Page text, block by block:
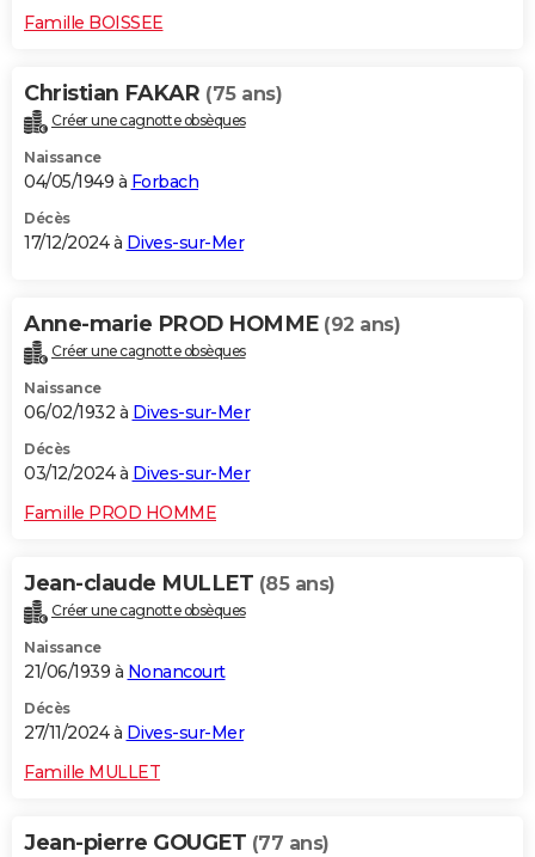
Famille BOISSEE
Christian FAKAR (75 ans)
Créer une cagnotte obsèques
Naissance
04/05/1949 à Forbach
Décès
17/12/2024 à Dives-sur-Mer
Anne-marie PROD HOMME (92 ans)
Créer une cagnotte obsèques
Naissance
06/02/1932 à Dives-sur-Mer
Décès
03/12/2024 à Dives-sur-Mer
Famille PROD HOMME
Jean-claude MULLET (85 ans)
Créer une cagnotte obsèques
Naissance
21/06/1939 à Nonancourt
Décès
27/11/2024 à Dives-sur-Mer
Famille MULLET
Jean-pierre GOUGET (77 ans)